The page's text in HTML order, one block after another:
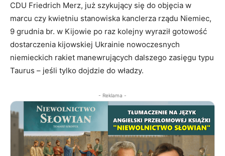
CDU Friedrich Merz, już szykujący się do objęcia w
marcu czy kwietniu stanowiska kanclerza rządu Niemiec,
9 grudnia br. w Kijowie po raz kolejny wyraził gotowość
dostarczenia kijowskiej Ukrainie nowoczesnych
niemieckich rakiet manewrujących dalszego zasięgu typu
Taurus – jeśli tylko dojdzie do władzy.
- Reklama -